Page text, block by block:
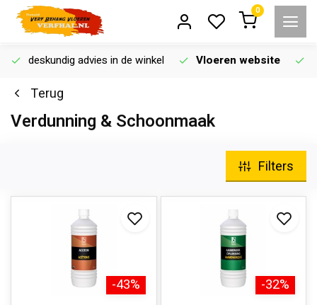
0
deskundig advies in de winkel Vloeren website
Terug
Verdunning & Schoonmaak
Filters
-43% -32%